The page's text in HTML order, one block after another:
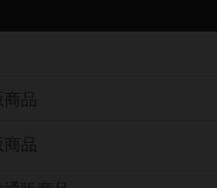
品
商品